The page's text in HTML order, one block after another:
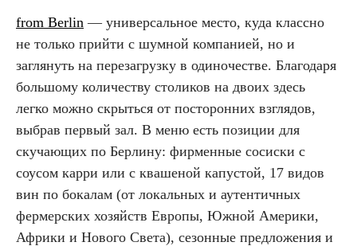
from Berlin — универсальное место, куда классно
не только прийти с шумной компанией, но и
заглянуть на перезагрузку в одиночестве. Благодаря
большому количеству столиков на двоих здесь
легко можно скрыться от посторонних взглядов,
выбрав первый зал. В меню есть позиции для
скучающих по Берлину: фирменные сосиски с
соусом карри или с квашеной капустой, 17 видов
вин по бокалам (от локальных и аутентичных
фермерских хозяйств Европы, Южной Америки,
Африки и Нового Света), сезонные предложения и